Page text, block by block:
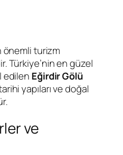
önemli turizm
Türkiye’nin en güzel
edilen Eğirdir Gölü
yapıları ve doğal
ve